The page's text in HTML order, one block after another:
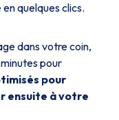
quelques clics.
dans votre coin,
pour
pour
ensuite à votre